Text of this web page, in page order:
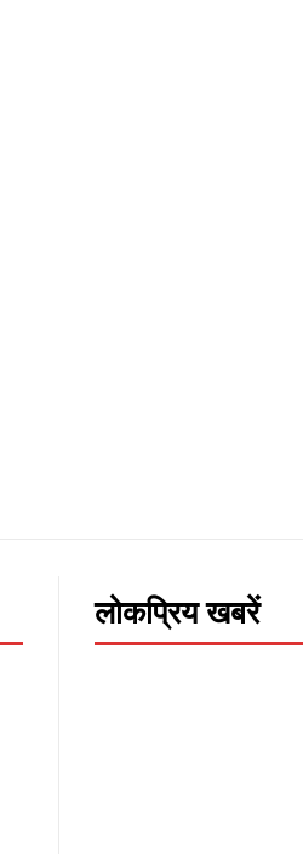
लोकप्रिय खबरें